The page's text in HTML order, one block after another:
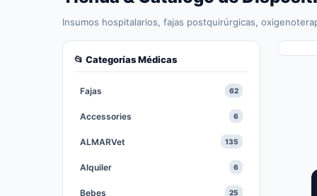
Insumos hospitalarios, fajas postquirúrgicas,
📂 Categorías Médicas
Fajas 62
Accessories 6
ALMARVet 135
Alquiler 6
Bebes 25